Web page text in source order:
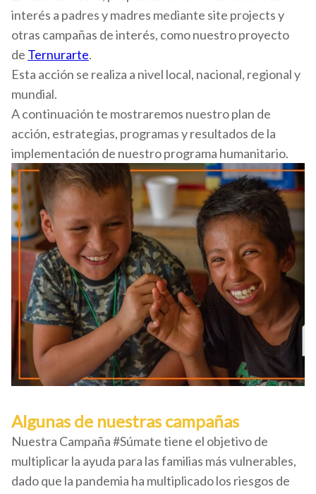
interés a padres y madres mediante site projects y
otras campañas de interés, como nuestro proyecto
de Ternurarte.
Esta acción se realiza a nivel local, nacional, regional y
mundial.
A continuación te mostraremos nuestro plan de
acción, estrategias, programas y resultados de la
implementación de nuestro programa humanitario.
Algunas de nuestras campañas
Nuestra Campaña #Súmate tiene el objetivo de
multiplicar la ayuda para las familias más vulnerables,
dado que la pandemia ha multiplicado los riesgos de